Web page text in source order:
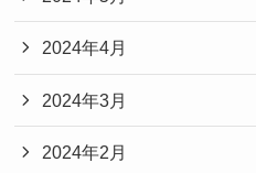
2024年4月
2024年3月
2024年2月